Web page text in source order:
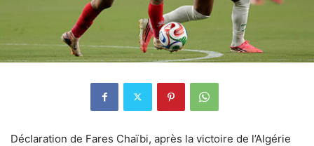
Déclaration de Fares Chaïbi, après la victoire de l’Algérie